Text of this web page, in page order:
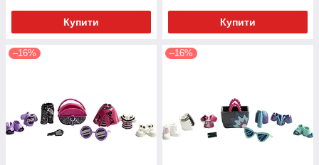
Купити Купити
–16% –16%